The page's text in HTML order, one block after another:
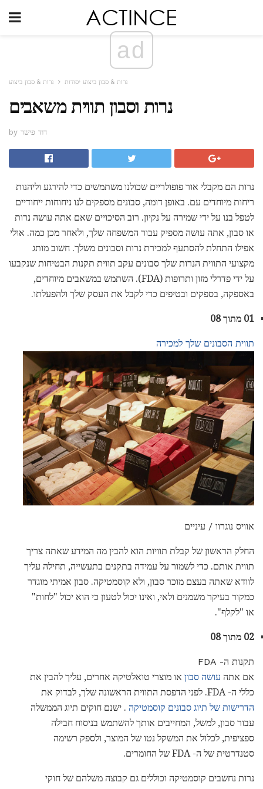
ad
נרות & סבון ביצוע יסודות נרות & סבון ביצוע
נרות וסבון תווית משאבים
by דוד פישר
נרות הם מקבלי אור פופולריים שכולנו משתמשים כדי להירגע וליהנות
ריחות מיוחדים עם. באופן דומה, סבונים מספקים לנו ניחוחות ייחודיים
לטפל בנו על ידי שמירה על נקיון. רוב הסיכויים שאם אתה עושה נרות
או סבון, אתה עושה מספיק עבור המשפחה שלך, ולאחר מכן כמה. אולי
אפילו התחלת להסתעף למכירת נרות וסבונים משלך. חשוב מותג
מקצועי התווית הנרות שלך סבונים עקב תווית תקנות הבטיחות שנקבעו
על ידי פדרלי מזון ותרופות (FDA). השתמש במשאבים מיוחדים,
באספקה, בספקים ובטיפים כדי לקבל את העסק שלך ולהפעלתו.
01 מתוך 08
תווית הסבונים שלך למכירה
אוויס נוגרוו / עיניים
החלק הראשון של קבלת תוויות הוא להבין מה המידע שאתה צריך
תווית אותם. כדי לשמור על עמידה בתקנים בתעשייה, תחילה עליך
לוודא שאתה בעצם מוכר סבון, ולא קוסמטיקה. סבון אמיתי מוגדר
כמקור בעיקר משמנים ולאי, ואינו יכול לטעון כי הוא יכול "לחות"
או "לקלף".
02 מתוך 08
תקנות ה- FDA
אם אתה עושה סבון או מוצרי טואלטיקה אחרים, עליך להבין את
כללי ה- FDA. לפני הדפסת התווית הראשונה שלך, לבדוק את
הדרישות של תיוג סבונים קוסמטיקה . ישנם חוקים תיוג הממשלה
עבור סבון, למשל, המחייבים אותך להשתמש בניסוח חבילה
ספציפית, לכלול את המשקל נטו של המוצר, ולספק רשימה
סטנדרטית של ה- FDA של החומרים.
נרות נחשבים קוסמטיקה וכוללים גם קבוצה משלהם של חוקי